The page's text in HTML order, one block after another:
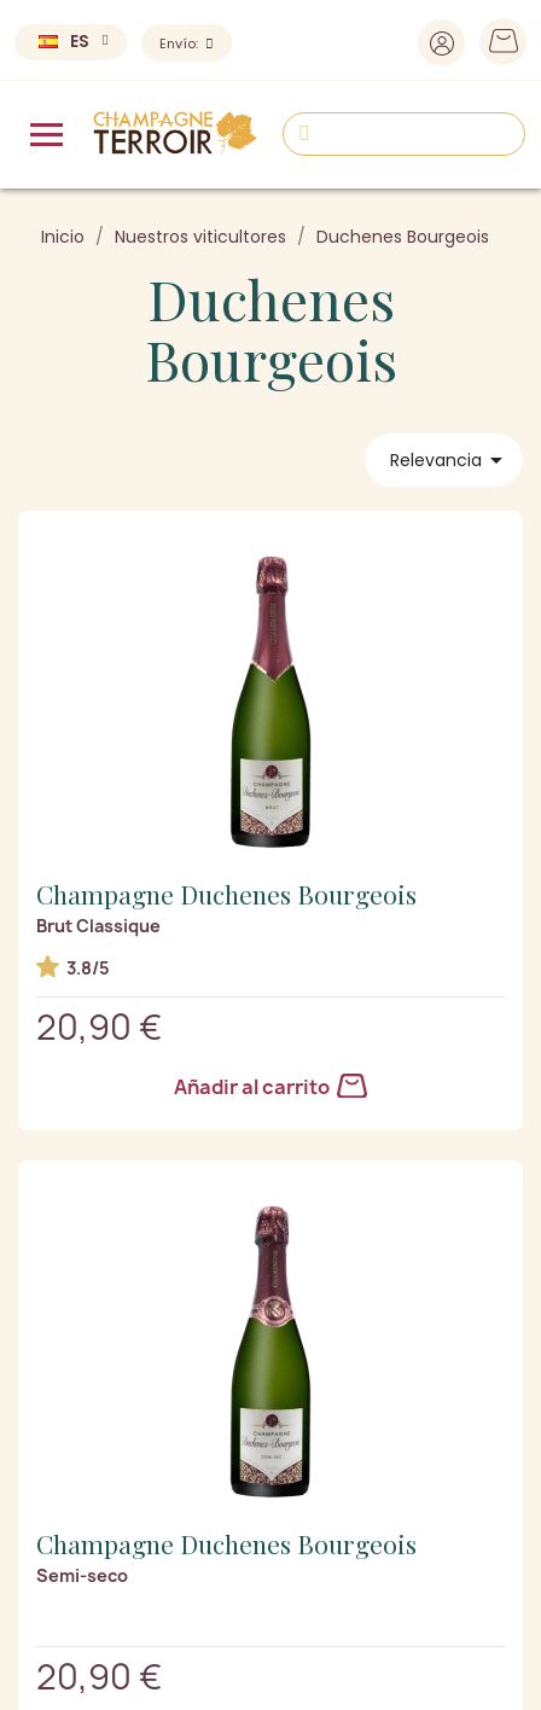
ES Envío:
Inicio Nuestros viticultores Duchenes Bourgeois
Duchenes
Bourgeois
Relevancia 
Champagne Duchenes Bourgeois
Brut Classique
3.8/5
20,90 €
Añadir al carrito
Champagne Duchenes Bourgeois
Semi-seco
20,90 €